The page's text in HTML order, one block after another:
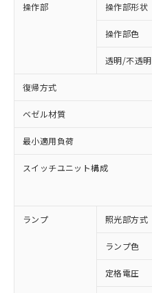
操作部 操作部形状
操作部色
透明/不透明
復帰方式
ベゼル材質
最小適用負荷
スイッチユニット構成
ランプ 照光部方式
ランプ色
定格電圧